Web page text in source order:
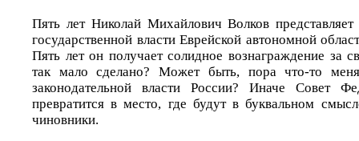
Пять лет Николай Михайлович Волков представляет
государственной власти Еврейской автономной
Пять лет он получает солидное вознаграждение за
так мало сделано? Может быть, пора что-то
законодательной власти России? Иначе Совет
превратится в место, где будут в буквальном
чиновники.